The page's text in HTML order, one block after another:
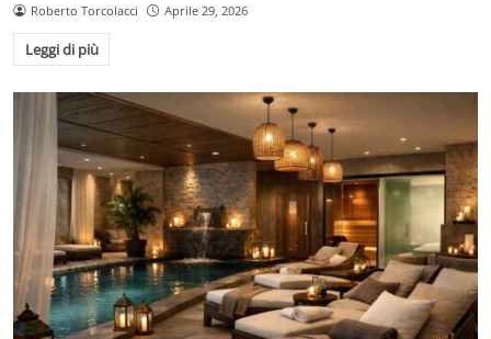
Roberto Torcolacci Aprile 29, 2026
Leggi di più